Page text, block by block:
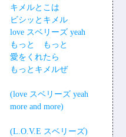
キメルとこは
ビシッとキメル
love スベリーズ yeah
もっと もっと
愛をくれたら
もっとキメルぜ
(love スベリーズ yeah
more and more)
(L.O.V.E スベリーズ)